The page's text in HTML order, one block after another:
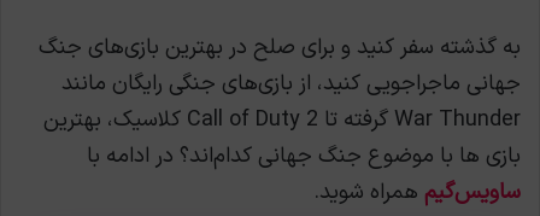
به گذشته سفر کنید و برای صلح در بهترین بازی‌های جنگ
جهانی ماجراجویی کنید، از بازی‌های جنگی رایگان مانند
War Thunder گرفته تا Call of Duty 2 کلاسیک، بهترین
بازی ها با موضوع جنگ جهانی کدام‌اند؟ در ادامه با
ساویس‌گیم همراه شوید.